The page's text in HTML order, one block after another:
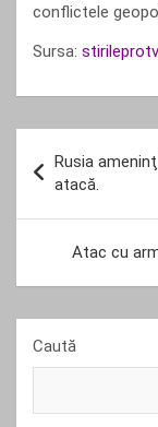
conflictele
Sursa:
în
articole
Rusia
atacă.
Atac cu
Caută